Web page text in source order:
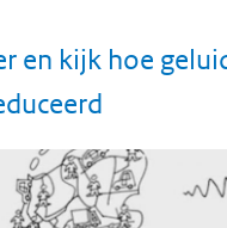
en kijk hoe